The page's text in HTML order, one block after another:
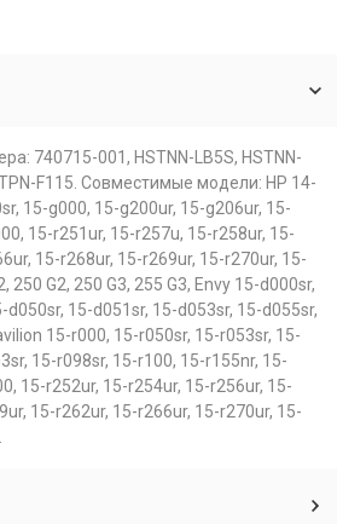
740715-001, HSTNN-LB5S, HSTNN-
F115. Совместимые модели: HP 14-
15-g000, 15-g200ur, 15-g206ur, 15-
15-r251ur, 15-r257u, 15-r258ur, 15-
15-r268ur, 15-r269ur, 15-r270ur, 15-
250 G2, 250 G3, 255 G3, Envy 15-d000sr,
d050sr, 15-d051sr, 15-d053sr, 15-d055sr,
15-r000, 15-r050sr, 15-r053sr, 15-
15-r098sr, 15-r100, 15-r155nr, 15-
15-r252ur, 15-r254ur, 15-r256ur, 15-
15-r262ur, 15-r266ur, 15-r270ur, 15-